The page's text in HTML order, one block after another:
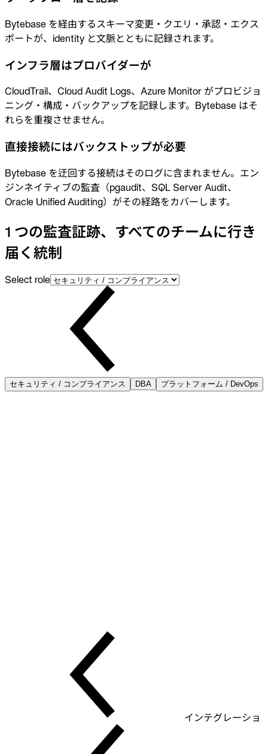
Bytebase を経由するスキーマ変更・クエリ・承認・エクス
ポートが、identity と文脈とともに記録されます。
インフラ層はプロバイダーが
CloudTrail、Cloud Audit Logs、Azure Monitor がプロビジョ
ニング・構成・バックアップを記録します。Bytebase はそ
れらを重複させません。
直接接続にはバックストップが必要
Bytebase を迂回する接続はそのログに含まれません。エン
ジンネイティブの監査（pgaudit、SQL Server Audit、
Oracle Unified Auditing）がその経路をカバーします。
1 つの監査証跡、すべてのチームに行き
届く統制
Select role
セキュリティ / コンプライアンス DBA プラットフォーム / DevOps
インテグレーショ